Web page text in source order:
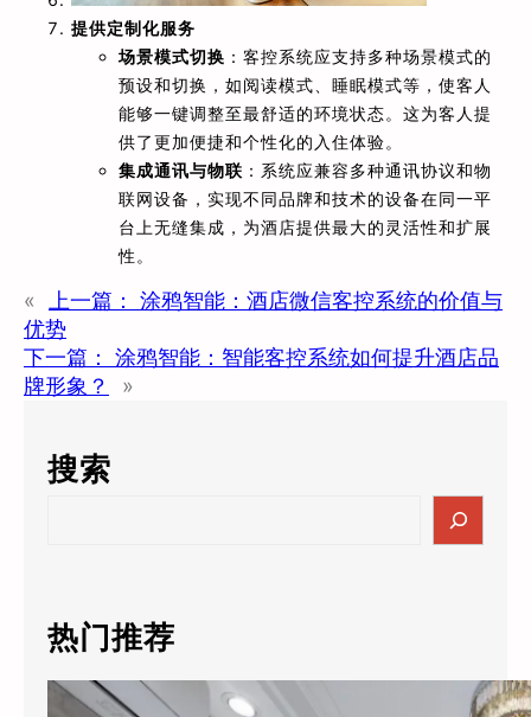
提供定制化服务
场景模式切换 ：客控系统应支持多种场景模式的
预设和切换，如阅读模式、睡眠模式等，使客人
能够一键调整至最舒适的环境状态。这为客人提
供了更加便捷和个性化的入住体验。
集成通讯与物联 ：系统应兼容多种通讯协议和物
联网设备，实现不同品牌和技术的设备在同一平
台上无缝集成，为酒店提供最大的灵活性和扩展
性。
« 上一篇：
涂鸦智能：酒店微信客控系统的价值与
优势
下一篇：
涂鸦智能：智能客控系统如何提升酒店品
牌形象？
»
搜索
c
h
热门推荐